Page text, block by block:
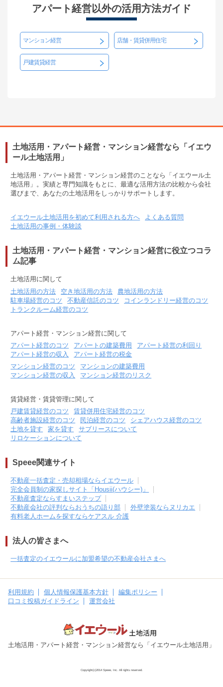
アパート経営以外の活用方法ガイド
マンション経営 店舗・賃貸併用住宅
戸建賃貸経営
土地活用・アパート経営・マンション経営なら「イエウ
ール土地活用」
土地活用・アパート経営・マンション経営のことなら「イエウール土
地活用」。実績と専門知識をもとに、最適な活用方法の比較から会社
選びまで、あなたの土地活用をしっかりサポートします。
イエウール土地活用を初めて利用される方へ
よくある質問
土地活用の事例・体験談
土地活用・アパート経営・マンション経営に役立つコラ
ム記事
土地活用に関して
土地活用の方法
空き地活用の方法
農地活用の方法
駐車場経営のコツ
不動産信託のコツ
コインランドリー経営のコツ
トランクルーム経営のコツ
アパート経営・マンション経営に関して
アパート経営のコツ
アパートの建築費用
アパート経営の利回り
アパート経営の収入
アパート経営の税金
マンション経営のコツ
マンションの建築費用
マンション経営の収入
マンション経営のリスク
賃貸経営・賃貸管理に関して
戸建賃貸経営のコツ
賃貸併用住宅経営のコツ
高齢者施設経営のコツ
民泊経営のコツ
シェアハウス経営のコツ
土地を貸す
家を貸す
サブリースについて
リロケーションについて
Speee関連サイト
不動産一括査定・売却相場ならイエウール
完全会員制の家探しサイト「Housii(ハウシー)」
不動産査定ならすまいステップ
不動産会社の評判ならおうちの語り部
外壁塗装ならヌリカエ
有料老人ホームを探すならケアスル 介護
法人の皆さまへ
一括査定のイエウールに加盟希望の不動産会社さまへ
土地活用・アパート経営・マンション経営なら「イエウール土地活用」
利用規約 個人情報保護基本方針
編集ポリシー
口コミ投稿ガイドライン
運営会社
Copyright(c)2014 Speee, Inc. All rights reserved.